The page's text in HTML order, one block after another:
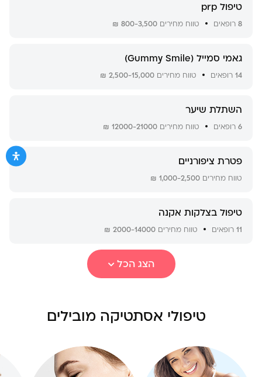
טיפול prp
8 רופאים טווח מחירים 800-3,500 ₪
גאמי סמייל (Gummy Smile)
14 רופאים טווח מחירים 2,500-15,000 ₪
השתלת שיער
6 רופאים טווח מחירים 12000-21000 ₪
פטרת ציפורניים
טווח מחירים 1,000-2,500 ₪
טיפול בצלקות אקנה
11 רופאים טווח מחירים 2000-14000 ₪
הצג הכל
טיפולי אסתטיקה מובילים